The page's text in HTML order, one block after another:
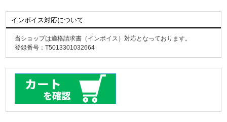
インボイス対応について
当ショップは適格請求書（インボイス）対応となっております。
登録番号：T5013301032664